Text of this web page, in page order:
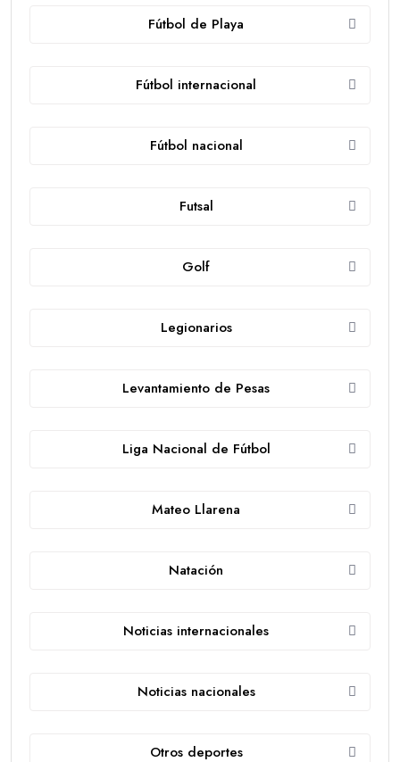
Fútbol de Playa
Fútbol internacional
Fútbol nacional
Futsal
Golf
Legionarios
Levantamiento de Pesas
Liga Nacional de Fútbol
Mateo Llarena
Natación
Noticias internacionales
Noticias nacionales
Otros deportes